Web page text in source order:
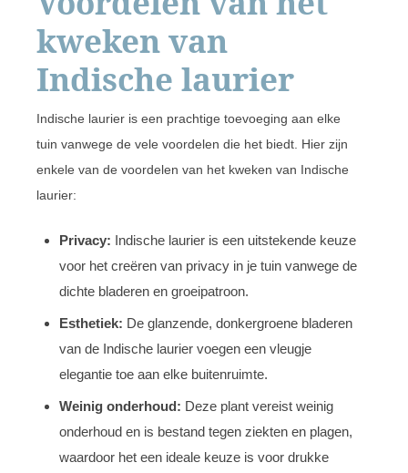
kweken van
Indische laurier
Indische laurier is een prachtige toevoeging aan elke
tuin vanwege de vele voordelen die het biedt. Hier zijn
enkele van de voordelen van het kweken van Indische
laurier:
Privacy: Indische laurier is een uitstekende keuze
voor het creëren van privacy in je tuin vanwege de
dichte bladeren en groeipatroon.
Esthetiek: De glanzende, donkergroene bladeren
van de Indische laurier voegen een vleugje
elegantie toe aan elke buitenruimte.
Weinig onderhoud: Deze plant vereist weinig
onderhoud en is bestand tegen ziekten en plagen,
waardoor het een ideale keuze is voor drukke